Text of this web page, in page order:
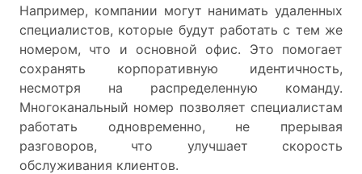
Например, компании могут нанимать удаленных
специалистов, которые будут работать с тем же
номером, что и основной офис. Это помогает
сохранять корпоративную идентичность,
несмотря на распределенную команду.
Многоканальный номер позволяет специалистам
работать одновременно, не прерывая
разговоров, что улучшает скорость
обслуживания клиентов.